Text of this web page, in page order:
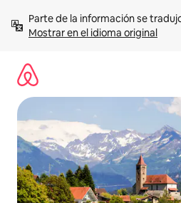
contenidoMostrar en el idioma original